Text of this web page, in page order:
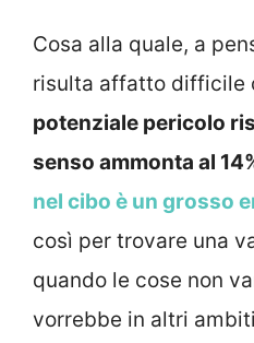
Cosa alla quale, a
risulta affatto difficile
potenziale pericolo
senso ammonta al
nel cibo è un grosso
così per trovare una
quando le cose non
vorrebbe in altri